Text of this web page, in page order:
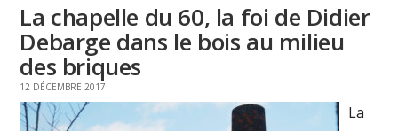
La chapelle du 60, la foi de Didier
Debarge dans le bois au milieu
des briques
12 DÉCEMBRE 2017
La